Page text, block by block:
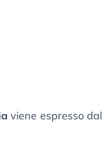
viene espresso dal